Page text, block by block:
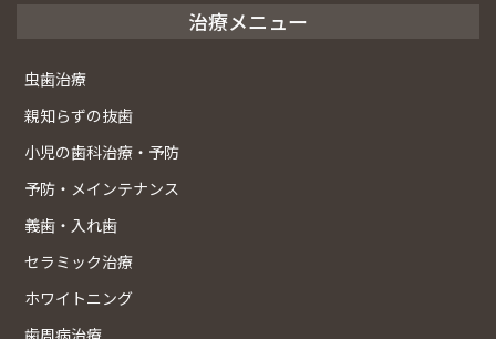
治療メニュー
虫歯治療
親知らずの抜歯
小児の歯科治療・予防
予防・メインテナンス
義歯・入れ歯
セラミック治療
ホワイトニング